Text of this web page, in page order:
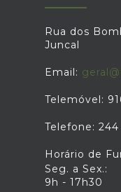
Rua dos
Juncal
Email:
Telemóvel:
Telefone: 244
Horário de
Seg. a Sex.:
9h - 17h30